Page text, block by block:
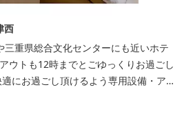
西
重県総合文化センターにも近いホテ
ウトも12時までとごゆっくりお過ごし
ビジネスマンに最適なパソコン・プリ
多様な部屋タイプ・サービスをご用